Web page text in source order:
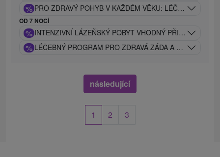
% PRO ZDRAVÝ POHYB V KAŽDÉM VĚKU: LÉČEBNÝ
OD 7 NOCÍ
% INTENZIVNÍ LÁZEŇSKÝ POBYT VHODNÝ PŘI
% LÉČEBNÝ PROGRAM PRO ZDRAVÁ ZÁDA A KLOUBY:
následující
1 2 3